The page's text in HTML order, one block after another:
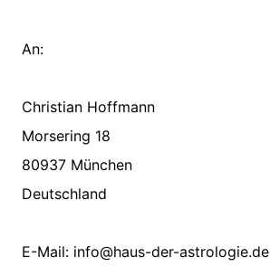
An:
Christian Hoffmann
Morsering 18
80937 München
Deutschland
E-Mail: info@haus-der-astrologie.de